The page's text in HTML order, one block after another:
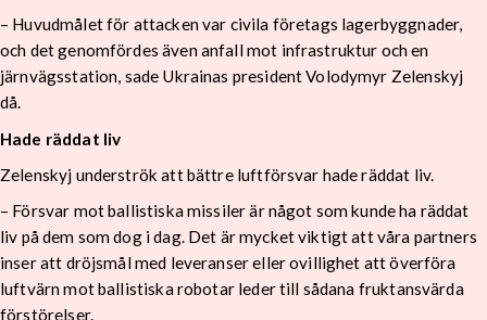
– Huvudmålet för attacken var civila företags lagerbyggnader,
och det genomfördes även anfall mot infrastruktur och en
järnvägsstation, sade Ukrainas president Volodymyr Zelenskyj
då.
Hade räddat liv
Zelenskyj underströk att bättre luftförsvar hade räddat liv.
– Försvar mot ballistiska missiler är något som kunde ha räddat
liv på dem som dog i dag. Det är mycket viktigt att våra partners
inser att dröjsmål med leveranser eller ovillighet att överföra
luftvärn mot ballistiska robotar leder till sådana fruktansvärda
förstörelser.